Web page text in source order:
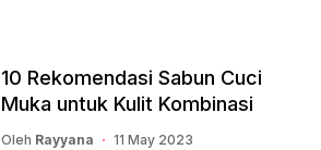
10 Rekomendasi Sabun Cuci
Muka untuk Kulit Kombinasi
Oleh Rayyana 11 May 2023